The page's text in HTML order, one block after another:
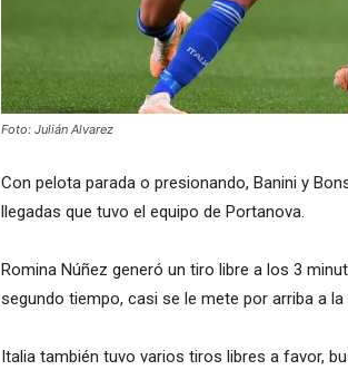
Foto: Julián Alvarez
Con pelota parada o presionando, Banini y
llegadas que tuvo el equipo de Portanova.
Romina Núñez generó un tiro libre a los 3
segundo tiempo, casi se le mete por arriba a la
Italia también tuvo varios tiros libres a favor,